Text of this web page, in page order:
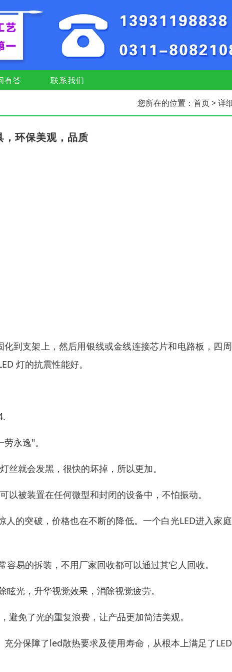
有答 联系我们
您所在的位置： 首页> 详
，环保美观，品质
到支架上，然后用银线或金线连接芯片和电路板，四
灯的抗震性能好。
永逸"。
就会发黑，很快的坏掉，所以更加。
被装置在任何微型和封闭的设备中，不怕振动。
的突破，价格也在不断的降低。一个白光LED进入家
易的拆装，不用厂家回收都可以通过其它人回收。
光，升华视觉效果，消除视觉疲劳。
免了光的重复浪费，让产品更加简洁美观。
分保障了led散热要求及使用寿命，从根本上满足了